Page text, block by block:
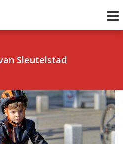
Sleutelstad
1 van 0 Volgend uur